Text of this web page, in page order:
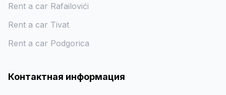
Rent a car Rafailovići
Rent a car Tivat
Rent a car Podgorica
Контактная информация